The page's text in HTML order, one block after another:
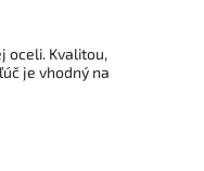
oceli. Kvalitou,
je vhodný na